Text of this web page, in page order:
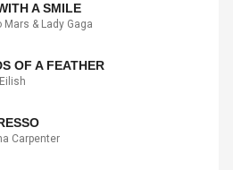
A SMILE
Mars & Lady Gaga
OF A FEATHER
Carpenter